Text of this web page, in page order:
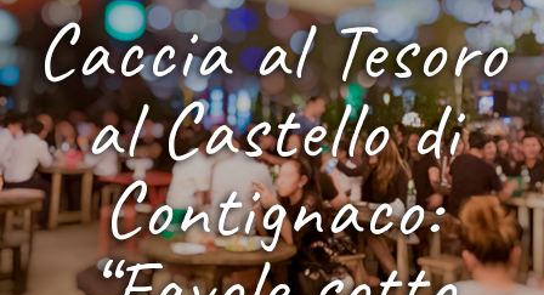
Caccia al Tesoro
al Castello di
Contignaco: